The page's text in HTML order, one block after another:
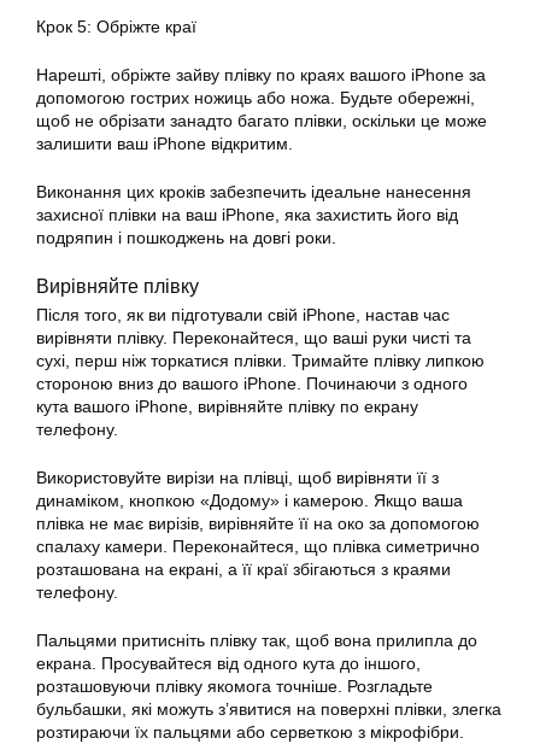
Крок 5: Обріжте краї
Нарешті, обріжте зайву плівку по краях вашого iPhone за
допомогою гострих ножиць або ножа. Будьте обережні,
щоб не обрізати занадто багато плівки, оскільки це може
залишити ваш iPhone відкритим.
Виконання цих кроків забезпечить ідеальне нанесення
захисної плівки на ваш iPhone, яка захистить його від
подряпин і пошкоджень на довгі роки.
Вирівняйте плівку
Після того, як ви підготували свій iPhone, настав час
вирівняти плівку. Переконайтеся, що ваші руки чисті та
сухі, перш ніж торкатися плівки. Тримайте плівку липкою
стороною вниз до вашого iPhone. Починаючи з одного
кута вашого iPhone, вирівняйте плівку по екрану
телефону.
Використовуйте вирізи на плівці, щоб вирівняти її з
динаміком, кнопкою «Додому» і камерою. Якщо ваша
плівка не має вирізів, вирівняйте її на око за допомогою
спалаху камери. Переконайтеся, що плівка симетрично
розташована на екрані, а її краї збігаються з краями
телефону.
Пальцями притисніть плівку так, щоб вона прилипла до
екрана. Просувайтеся від одного кута до іншого,
розташовуючи плівку якомога точніше. Розгладьте
бульбашки, які можуть з’явитися на поверхні плівки, злегка
розтираючи їх пальцями або серветкою з мікрофібри.